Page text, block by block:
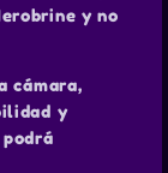
y no
cámara,
y